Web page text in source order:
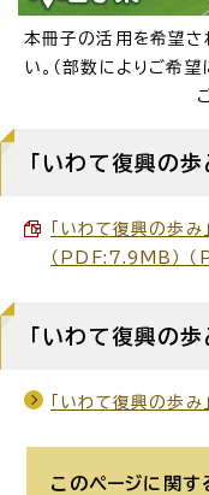
本冊子の活用を希望さ
い。（部数によりご希
「いわて復興の歩
「いわて復興の歩
（PDF:7.9MB）
「いわて復興の
「いわて復興の歩
このページに関す